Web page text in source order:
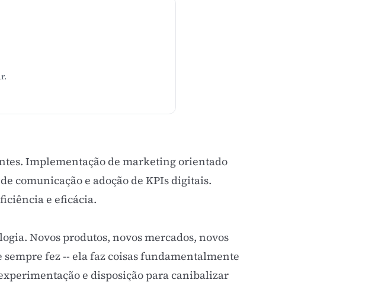
Implementação de marketing orientado
comunicação e adoção de KPIsdigitais.
e eficácia.
Novos produtos, novos mercados, novos
fez -- ela faz coisas fundamentalmente
e disposição para canibalizar